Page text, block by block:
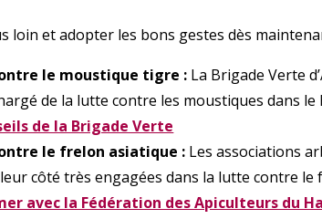
loin et adopter les bons gestes dès
le moustique tigre : La Brigade Verte
de la lutte contre les moustiques dans le
de la Brigade Verte
le frelon asiatique : Les associations
côté très engagées dans la lutte contre le
avec la Fédération des Apiculteurs du